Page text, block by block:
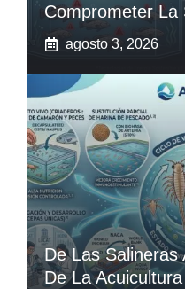
Comprometer La
agosto 3, 2026
De Las Salineras
De La